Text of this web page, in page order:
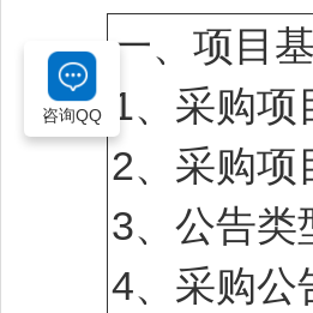
一、项目
1、采购
2、采购项
3、公告类
4、采购公
咨询QQ